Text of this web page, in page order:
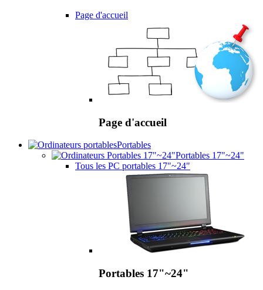
Page d'accueil
Page d'accueil
Portables
Portables 17"~24"
Tous les PC portables 17"~24"
Portables 17"~24"